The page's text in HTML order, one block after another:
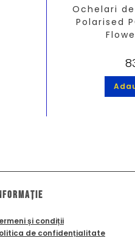
Ochelari
Polarised
și condiții
de confidențialitate